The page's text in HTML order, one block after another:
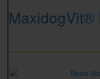
MaxidogVit®